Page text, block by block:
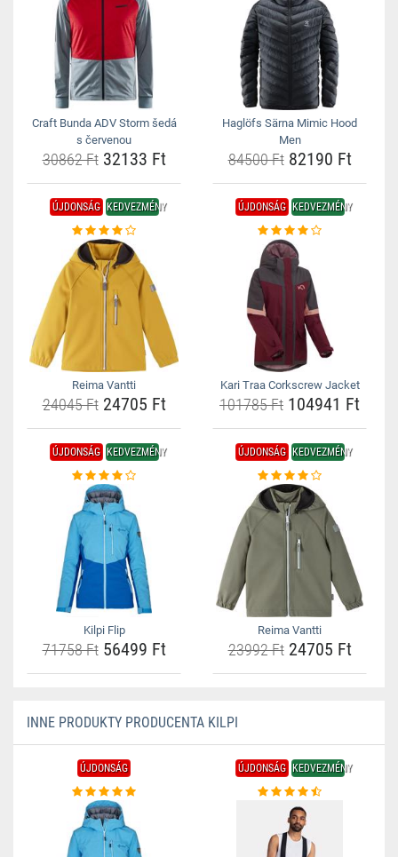
Craft Bunda ADV Storm šedá
s červenou
30862 Ft32133 Ft
Haglöfs Särna Mimic Hood
Men
84500 Ft82190 Ft
ÚJDONSÁG KEDVEZMÉNY
Reima Vantti
24045 Ft24705 Ft
ÚJDONSÁG KEDVEZMÉNY
Kari Traa Corkscrew Jacket
101785 Ft 104941 Ft
ÚJDONSÁG KEDVEZMÉNY
Kilpi Flip
71758 Ft56499 Ft
ÚJDONSÁG KEDVEZMÉNY
Reima Vantti
23992 Ft24705 Ft
INNE PRODUKTY PRODUCENTA KILPI
ÚJDONSÁG ÚJDONSÁG KEDVEZMÉNY